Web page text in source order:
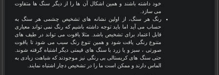
خود داشته باشند و همین اشکال آن ها را از دیگر سنگ ها متفاوت
می سازد.
رنگ هر سنگ، از اولین نشانه های تشخیص چشمی هر سنگ به
حساب می آید اما باید توجه داشته باشیم که رنگ نمی تواند معیاری
قابل اعتماد برای تشخیص باشد. مثلا یاقوت می تواند در طیف های
متنوع رنگی یافت شود و همین تنوع رنگ سبب می شود تا یاقوت
صورتی ، سبز و یا زرد با سنگ های قیمتی دیگر اشتباه گرفته شوند.
حتی سنگ های کریستالی بی رنگی نیز موجودند که شباهت زیادی به
الماس دارند و ممکن است ما را در تشخیص دچار اشتباه نمایند.